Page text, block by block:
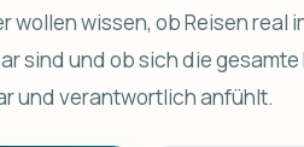
wollen wissen, ob Reisen real
sind und ob sich die
und verantwortlich anfühlt.